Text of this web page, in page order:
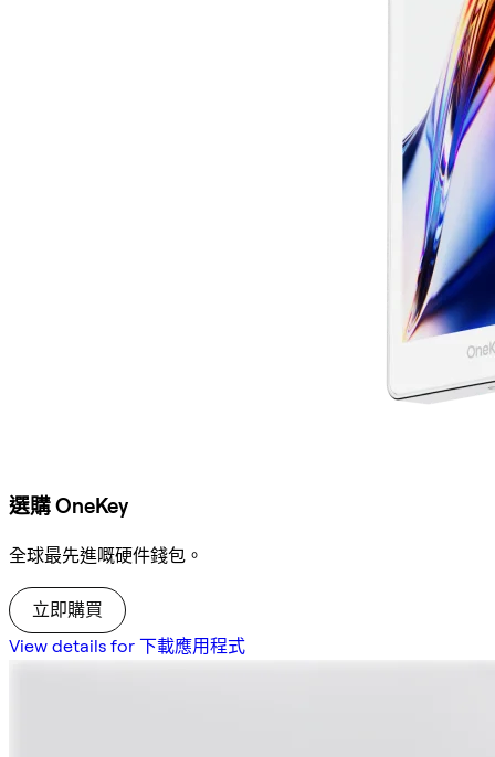
選購 OneKey
全球最先進嘅硬件錢包。
立即購買
View details for 下載應用程式